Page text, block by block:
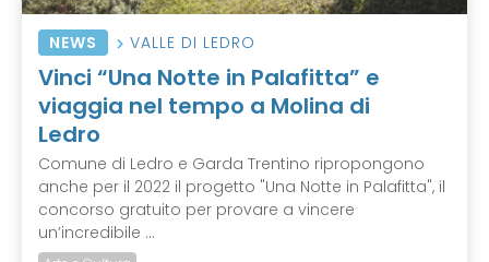
NEWS VALLE DI LEDRO
Vinci “Una Notte in Palafitta” e
viaggia nel tempo a Molina di
Ledro
Comune di Ledro e Garda Trentino ripropongono
anche per il 2022 il progetto "Una Notte in Palafitta", il
concorso gratuito per provare a vincere
un’incredibile ...